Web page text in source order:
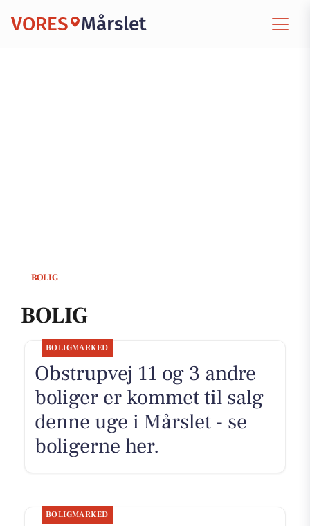
VORES Mårslet
BOLIG
BOLIG
BOLIGMARKED
Obstrupvej 11 og 3 andre
boliger er kommet til salg
denne uge i Mårslet - se
boligerne her.
BOLIGMARKED